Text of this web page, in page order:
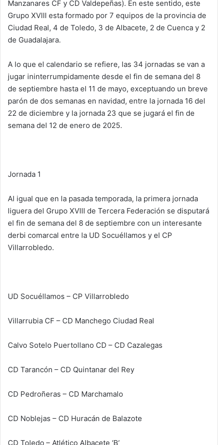
Manzanares CF y CD Valdepeñas). En este sentido, este
Grupo XVIII esta formado por 7 equipos de la provincia de
Ciudad Real, 4 de Toledo, 3 de Albacete, 2 de Cuenca y 2
de Guadalajara.
A lo que el calendario se refiere, las 34 jornadas se van a
jugar ininterrumpidamente desde el fin de semana del 8
de septiembre hasta el 11 de mayo, exceptuando un breve
parón de dos semanas en navidad, entre la jornada 16 del
22 de diciembre y la jornada 23 que se jugará el fin de
semana del 12 de enero de 2025.
Jornada 1
Al igual que en la pasada temporada, la primera jornada
liguera del Grupo XVIII de Tercera Federación se disputará
el fin de semana del 8 de septiembre con un interesante
derbi comarcal entre la UD Socuéllamos y el CP
Villarrobledo.
UD Socuéllamos – CP Villarrobledo
Villarrubia CF – CD Manchego Ciudad Real
Calvo Sotelo Puertollano CD – CD Cazalegas
CD Tarancón – CD Quintanar del Rey
CD Pedroñeras – CD Marchamalo
CD Noblejas – CD Huracán de Balazote
CD Toledo – Atlético Albacete ‘B’